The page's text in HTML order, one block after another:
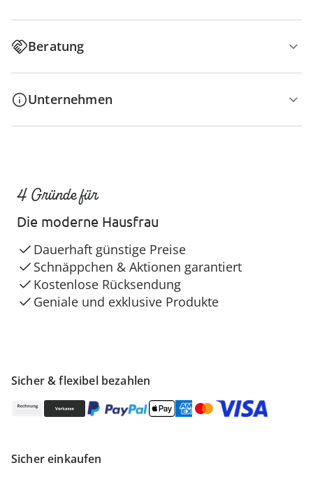
Beratung
Unternehmen
Sicher & flexibel bezahlen
Sicher einkaufen
4 Gründe für
Die moderne Hausfrau
Dauerhaft günstige Preise
Schnäppchen & Aktionen garantiert
Kostenlose Rücksendung
Geniale und exklusive Produkte